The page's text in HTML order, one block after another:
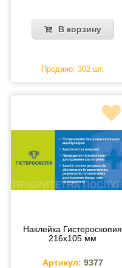
В корзину
Продано: 302 шт.
Наклейка Гистероскопия
216х105 мм
Артикул: 9377